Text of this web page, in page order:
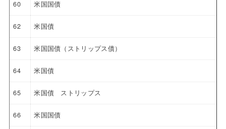
60 米国国債
62 米国債
63 米国国債（ストリップス債）
64 米国債
65 米国債 ストリップス
66 米国国債